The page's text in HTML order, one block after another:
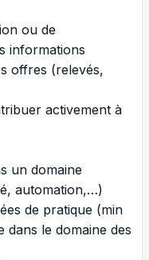
ou de
informations
offres (relevés,
activement à
un domaine
automation,…)
de pratique (min
dans le domaine des